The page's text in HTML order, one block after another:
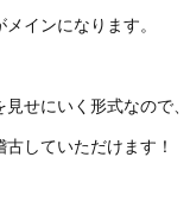
インになります。
せにいく形式なので、
していただけます！